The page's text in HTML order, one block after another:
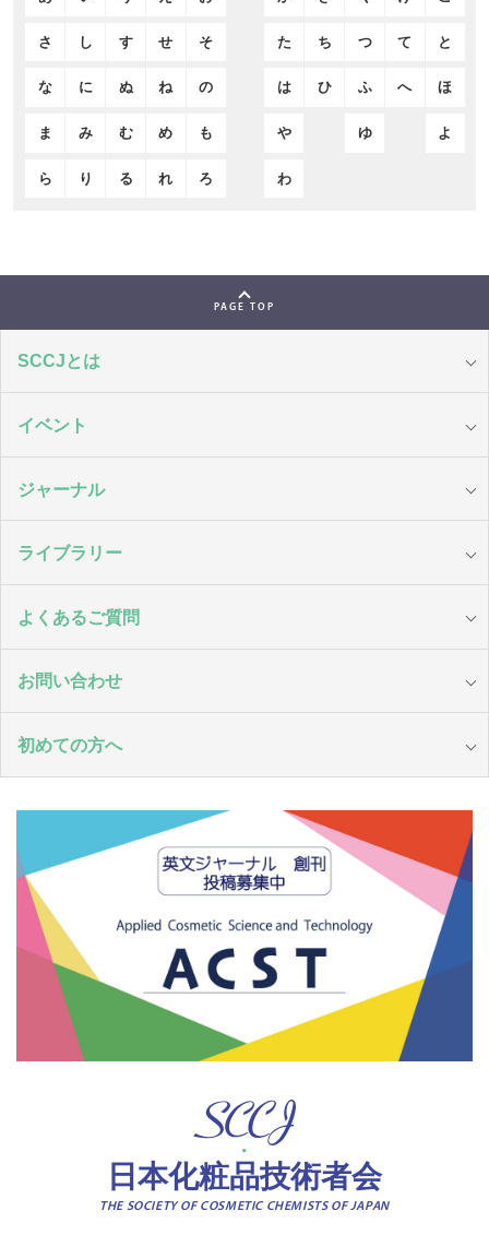
さ し す せ そ た ち つ て と
な に ぬ ね の は ひ ふ へ ほ
ま み む め も や ゆ よ
ら り る れ ろ わ
PAGE TOP
SCCJとは
イベント
ジャーナル
ライブラリー
よくあるご質問
お問い合わせ
初めての方へ
日本化粧品技術者会
THE SOCIETY OF COSMETIC CHEMISTS OF JAPAN